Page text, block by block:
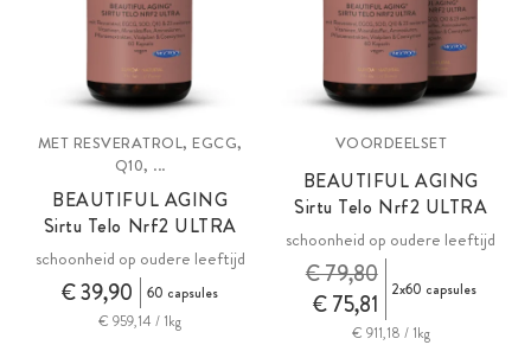
MET RESVERATROL, EGCG,
Q10, ...
BEAUTIFUL AGING
Sirtu Telo Nrf2 ULTRA
schoonheid op oudere leeftijd
€ 39,90
60 capsules
€ 959,14 / 1kg
VOORDEELSET
BEAUTIFUL AGING
Sirtu Telo Nrf2 ULTRA
schoonheid op oudere leeftijd
€ 75,81
€ 79,80 2x60 capsules
€ 911,18 / 1kg